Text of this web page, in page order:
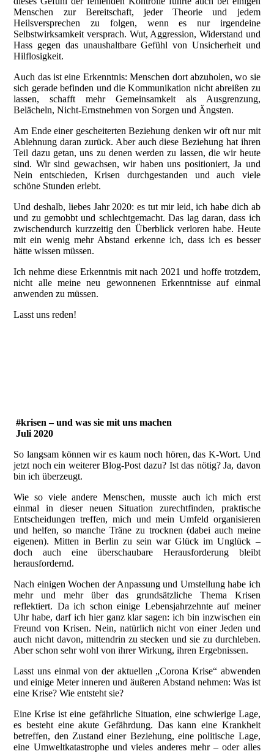
Menschen zur Bereitschaft, jeder Theorie und jedem
Heilsversprechen zu folgen, wenn es nur irgendeine
Selbstwirksamkeit versprach. Wut, Aggression, Widerstand und
Hass gegen das unaushaltbare Gefühl von Unsicherheit und
Hilflosigkeit.
Auch das ist eine Erkenntnis: Menschen dort abzuholen, wo sie
sich gerade befinden und die Kommunikation nicht abreißen zu
lassen, schafft mehr Gemeinsamkeit als Ausgrenzung,
Belächeln, Nicht-Ernstnehmen von Sorgen und Ängsten.
Am Ende einer gescheiterten Beziehung denken wir oft nur mit
Ablehnung daran zurück. Aber auch diese Beziehung hat ihren
Teil dazu getan, uns zu denen werden zu lassen, die wir heute
sind. Wir sind gewachsen, wir haben uns positioniert, Ja und
Nein entschieden, Krisen durchgestanden und auch viele
schöne Stunden erlebt.
Und deshalb, liebes Jahr 2020: es tut mir leid, ich habe dich ab
und zu gemobbt und schlechtgemacht. Das lag daran, dass ich
zwischendurch kurzzeitig den Überblick verloren habe. Heute
mit ein wenig mehr Abstand erkenne ich, dass ich es besser
hätte wissen müssen.
Ich nehme diese Erkenntnis mit nach 2021 und hoffe trotzdem,
nicht alle meine neu gewonnenen Erkenntnisse auf einmal
anwenden zu müssen.
Lasst uns reden!
#krisen – und was sie mit uns machen
Juli 2020
So langsam können wir es kaum noch hören, das K-Wort. Und
jetzt noch ein weiterer Blog-Post dazu? Ist das nötig? Ja, davon
bin ich überzeugt.
Wie so viele andere Menschen, musste auch ich mich erst
einmal in dieser neuen Situation zurechtfinden, praktische
Entscheidungen treffen, mich und mein Umfeld organisieren
und helfen, so manche Träne zu trocknen (dabei auch meine
eigenen). Mitten in Berlin zu sein war Glück im Unglück –
doch auch eine überschaubare Herausforderung bleibt
herausfordernd.
Nach einigen Wochen der Anpassung und Umstellung habe ich
mehr und mehr über das grundsätzliche Thema Krisen
reflektiert. Da ich schon einige Lebensjahrzehnte auf meiner
Uhr habe, darf ich hier ganz klar sagen: ich bin inzwischen ein
Freund von Krisen. Nein, natürlich nicht von einer Jeden und
auch nicht davon, mittendrin zu stecken und sie zu durchleben.
Aber schon sehr wohl von ihrer Wirkung, ihren Ergebnissen.
Lasst uns einmal von der aktuellen „Corona Krise“ abwenden
und einige Meter inneren und äußeren Abstand nehmen: Was ist
eine Krise? Wie entsteht sie?
Eine Krise ist eine gefährliche Situation, eine schwierige Lage,
es besteht eine akute Gefährdung. Das kann eine Krankheit
betreffen, den Zustand einer Beziehung, eine politische Lage,
eine Umweltkatastrophe und vieles anderes mehr – oder alles